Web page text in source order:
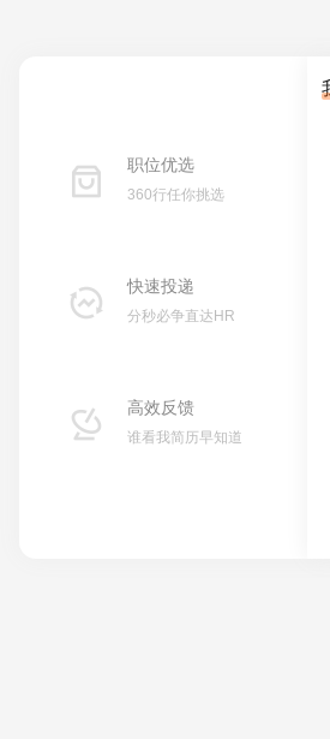
职位优选
360行任你挑选
快速投递
分秒必争直达HR
高效反馈
谁看我简历早知道